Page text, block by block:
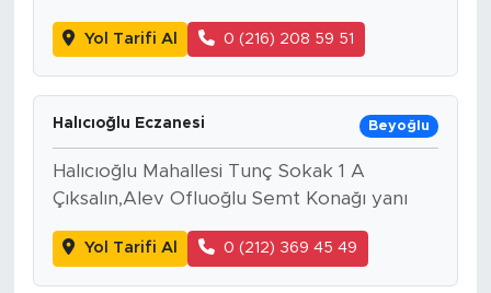
Yol Tarifi Al 0 (216) 208 59 51
Halıcıoğlu Eczanesi Beyoğlu
Halıcıoğlu Mahallesi Tunç Sokak 1 A
Çıksalın,Alev Ofluoğlu Semt Konağı yanı
Yol Tarifi Al 0 (212) 369 45 49